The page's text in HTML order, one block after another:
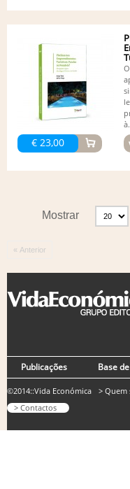
€ 23,00
Mostrar
« Anterior
Publicações Base
©2014::Vida Económica
> Contactos
> Quem